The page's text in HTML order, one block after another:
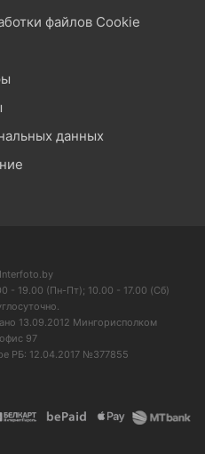
файлов Cookie
данных
- 19.00 (Пн-Пт); 10.00 - 17.00 (Сб)
13.09.2012 Мингорисполком
97
РБ: 12.04.2017 №377855